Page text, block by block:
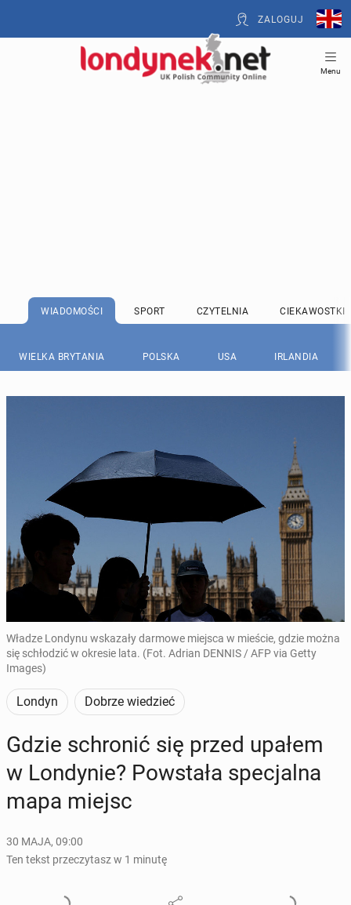
ZALOGUJ
Menu
WIADOMOŚCI SPORT CZYTELNIA CIEKAWOSTKI
WIELKA BRYTANIA POLSKA USA IRLANDIA
Władze Londynu wskazały darmowe miejsca w mieście, gdzie można
się schłodzić w okresie lata. (Fot. Adrian DENNIS / AFP via Getty
Images)
Londyn Dobrze wiedzieć
Gdzie schro­nić się przed upałem
w Lon­dy­nie? Po­wsta­ła spe­cjal­na
mapa miejsc
30 MAJA, 09:00
Ten tekst przeczytasz w 1 minutę